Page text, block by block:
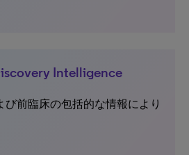
Intelligence
び前臨床の包括的な情報により